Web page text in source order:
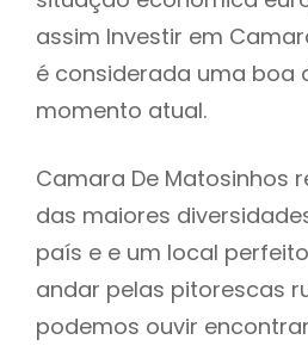
assim Investir em
é considerada uma boa
momento atual.
Camara De Matosinhos
das maiores
país e e um local
andar pelas pitorescas
podemos ouvir